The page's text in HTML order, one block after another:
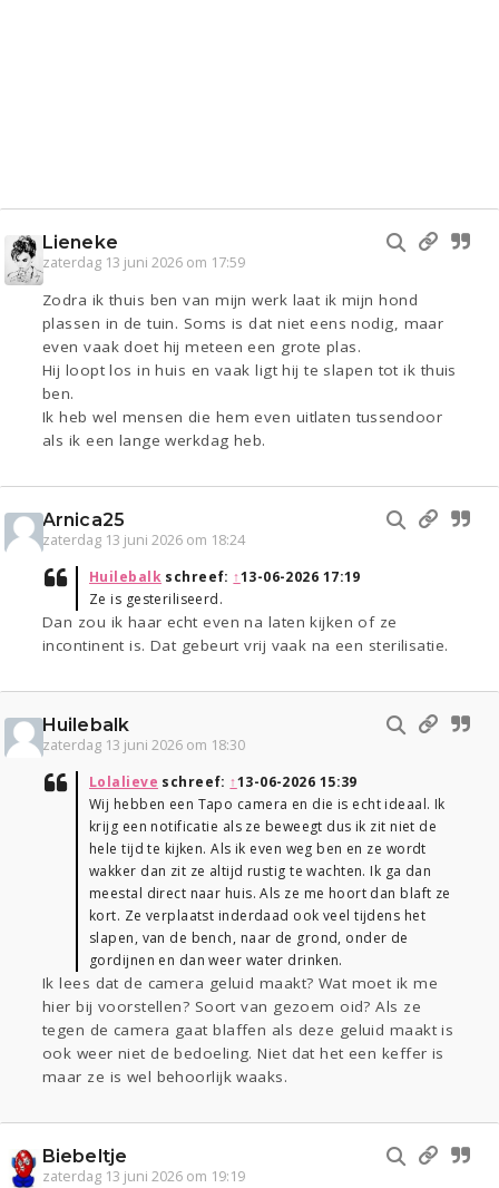
Lieneke
zaterdag 13 juni 2026 om 17:59
Zodra ik thuis ben van mijn werk laat ik mijn hond
plassen in de tuin. Soms is dat niet eens nodig, maar
even vaak doet hij meteen een grote plas.
Hij loopt los in huis en vaak ligt hij te slapen tot ik thuis
ben.
Ik heb wel mensen die hem even uitlaten tussendoor
als ik een lange werkdag heb.
Arnica25
zaterdag 13 juni 2026 om 18:24
Huilebalkschreef: ↑13-06-2026 17:19
Ze is gesteriliseerd.
Dan zou ik haar echt even na laten kijken of ze
incontinent is. Dat gebeurt vrij vaak na een sterilisatie.
Huilebalk
zaterdag 13 juni 2026 om 18:30
Lolalieve schreef: ↑13-06-2026 15:39
Wij hebben een Tapo camera en die is echt ideaal. Ik
krijg een notificatie als ze beweegt dus ik zit niet de
hele tijd te kijken. Als ik even weg ben en ze wordt
wakker dan zit ze altijd rustig te wachten. Ik ga dan
meestal direct naar huis. Als ze me hoort dan blaft ze
kort. Ze verplaatst inderdaad ook veel tijdens het
slapen, van de bench, naar de grond, onder de
gordijnen en dan weer water drinken.
Ik lees dat de camera geluid maakt? Wat moet ik me
hier bij voorstellen? Soort van gezoem oid? Als ze
tegen de camera gaat blaffen als deze geluid maakt is
ook weer niet de bedoeling. Niet dat het een keffer is
maar ze is wel behoorlijk waaks.
Biebeltje
zaterdag 13 juni 2026 om 19:19